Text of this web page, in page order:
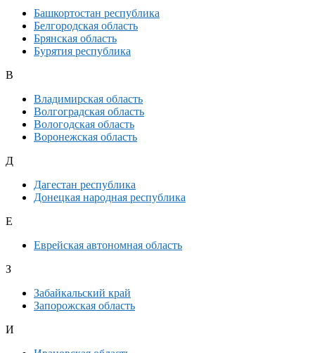
Башкортостан республика
Белгородская область
Брянская область
Бурятия республика
В
Владимирская область
Волгоградская область
Вологодская область
Воронежская область
Д
Дагестан республика
Донецкая народная республика
Е
Еврейская автономная область
З
Забайкальский край
Запорожская область
И